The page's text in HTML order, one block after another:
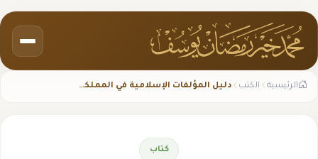
الرئيسية الكتب دليل المؤلفات الإسلامية في المملكة العربية السعودية 1400- 1409 هـ
كتاب